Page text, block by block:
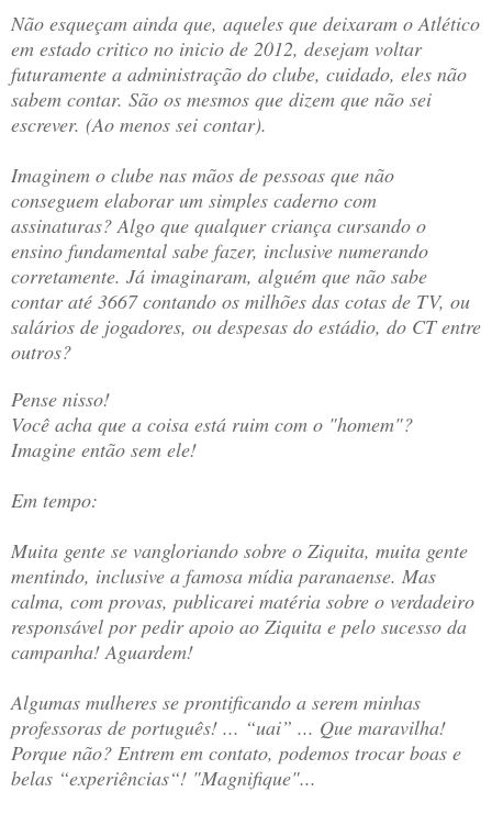
Não esqueçam ainda que, aqueles que deixaram o Atlético
em estado critico no inicio de 2012, desejam voltar
futuramente a administração do clube, cuidado, eles não
sabem contar. São os mesmos que dizem que não sei
escrever. (Ao menos sei contar).
Imaginem o clube nas mãos de pessoas que não
conseguem elaborar um simples caderno com
assinaturas? Algo que qualquer criança cursando o
ensino fundamental sabe fazer, inclusive numerando
corretamente. Já imaginaram, alguém que não sabe
contar até 3667 contando os milhões das cotas de TV, ou
salários de jogadores, ou despesas do estádio, do CT entre
outros?
Pense nisso!
Você acha que a coisa está ruim com o "homem"?
Imagine então sem ele!
Em tempo:
Muita gente se vangloriando sobre o Ziquita, muita gente
mentindo, inclusive a famosa mídia paranaense. Mas
calma, com provas, publicarei matéria sobre o verdadeiro
responsável por pedir apoio ao Ziquita e pelo sucesso da
campanha! Aguardem!
Algumas mulheres se prontificando a serem minhas
professoras de português! ... “uai” ... Que maravilha!
Porque não? Entrem em contato, podemos trocar boas e
belas “experiências“! "Magnifique"...